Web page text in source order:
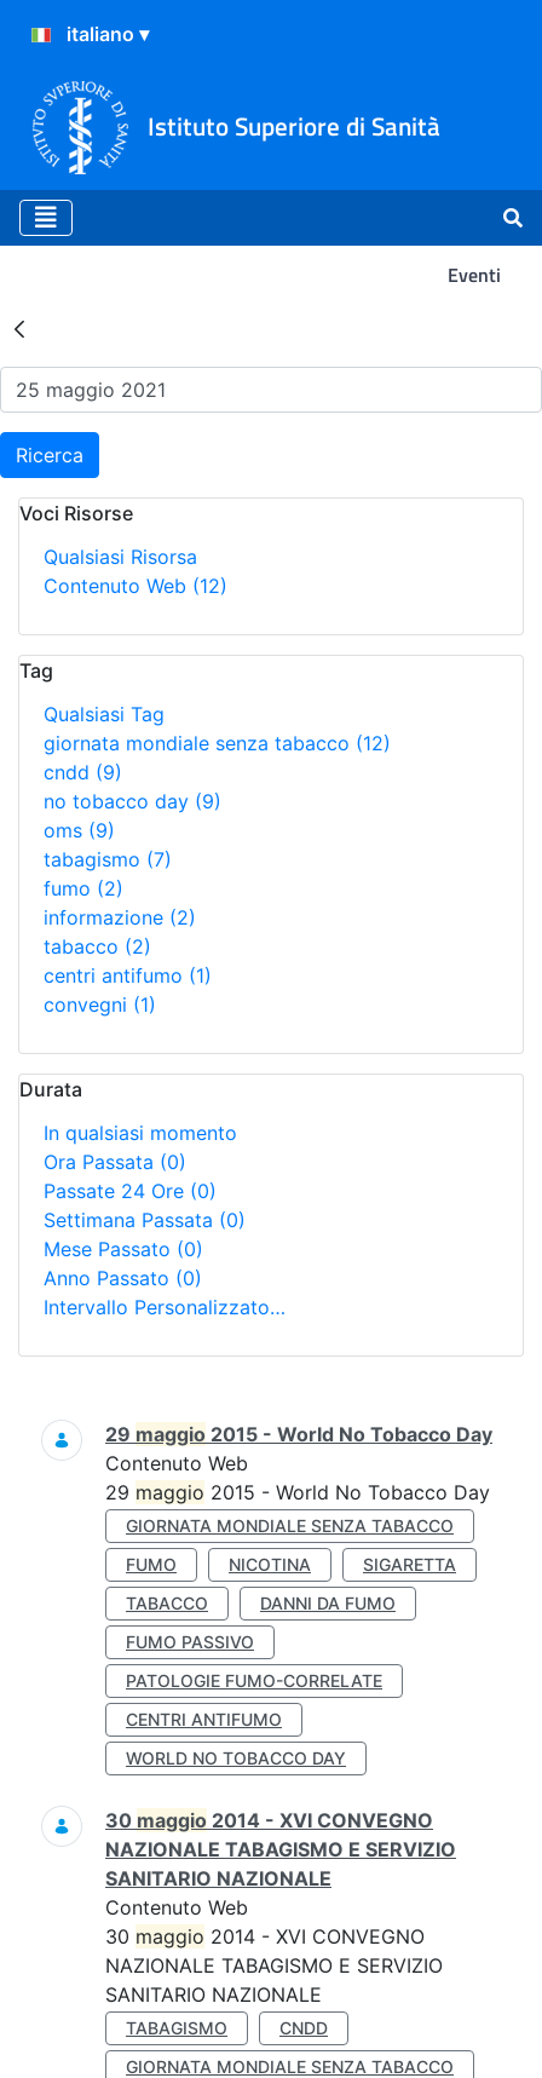
Istituto Superiore di Sanità
Eventi
Risultati della Ricerca -
Ricerca
Voci Risorse
Qualsiasi Risorsa
Contenuto Web (12)
Tag
Qualsiasi Tag
giornata mondiale senza tabacco (12)
cndd (9)
no tobacco day (9)
oms (9)
tabagismo (7)
fumo (2)
informazione (2)
tabacco (2)
centri antifumo (1)
convegni (1)
Durata
In qualsiasi momento
Ora Passata (0)
Passate 24 Ore (0)
Settimana Passata (0)
Mese Passato (0)
Anno Passato (0)
Intervallo Personalizzato…
Ricerca
29 maggio 2015 - World No Tobacco Day
Contenuto Web
29 maggio 2015 - World No Tobacco Day
GIORNATA MONDIALE SENZA TABACCO
FUMO
NICOTINA
SIGARETTA
TABACCO
DANNI DA FUMO
FUMO PASSIVO
PATOLOGIE FUMO-CORRELATE
CENTRI ANTIFUMO
WORLD NO TOBACCO DAY
30 maggio 2014 - XVI CONVEGNO
NAZIONALE TABAGISMO E SERVIZIO
SANITARIO NAZIONALE
Contenuto Web
30 maggio 2014 - XVI CONVEGNO
NAZIONALE TABAGISMO E SERVIZIO
SANITARIO NAZIONALE
TABAGISMO
CNDD
GIORNATA MONDIALE SENZA TABACCO